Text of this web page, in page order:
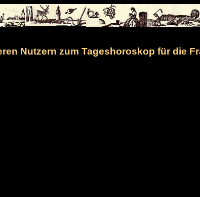
Nutzern zum Tageshoroskop für die